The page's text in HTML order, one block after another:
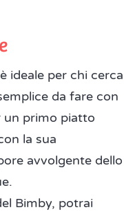
ideale per chi cerca
da fare con
un primo piatto
la sua
avvolgente dello
Bimby, potrai